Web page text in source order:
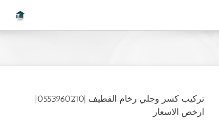
تركيب كسر وجلي رخام القطيف |0553960210|
ارخص الاسعار